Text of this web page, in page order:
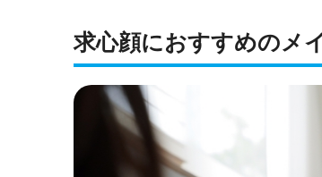
求心顔におすすめのメ